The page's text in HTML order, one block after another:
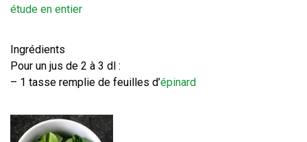
étude en entier
Ingrédients
Pour un jus de 2 à 3 dl :
– 1 tasse remplie de feuilles d’épinard